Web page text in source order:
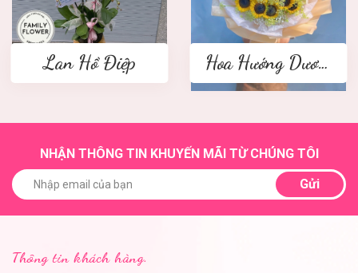
Lan Hồ Điệp Hoa Hướng Dương
NHẬN THÔNG TIN KHUYẾN MÃI TỪ CHÚNG TÔI
Gửi
Thông tin khách hàng.